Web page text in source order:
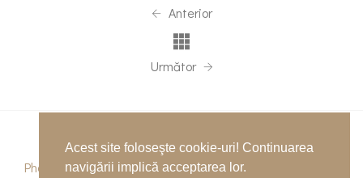
Anterior
Următor
Phone
Acest site foloseşte cookie-uri! Continuarea
navigării implică acceptarea lor.